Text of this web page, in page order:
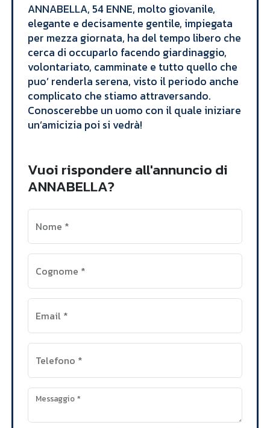
ANNABELLA, 54 ENNE, molto giovanile,
elegante e decisamente gentile, impiegata
per mezza giornata, ha del tempo libero che
cerca di occuparlo facendo giardinaggio,
volontariato, camminate e tutto quello che
puo’ renderla serena, visto il periodo anche
complicato che stiamo attraversando.
Conoscerebbe un uomo con il quale iniziare
un’amicizia poi si vedrà! ​
Vuoi rispondere all'annuncio di
ANNABELLA?
Nome *
Cognome *
Email *
Telefono *
Messaggio*